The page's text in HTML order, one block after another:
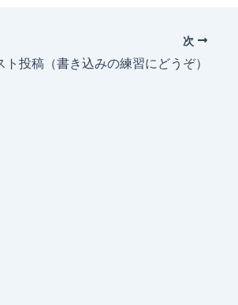
次
ト投稿（書き込みの練習にどうぞ）